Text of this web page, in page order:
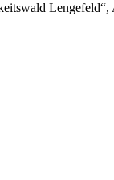
Lengefeld“,